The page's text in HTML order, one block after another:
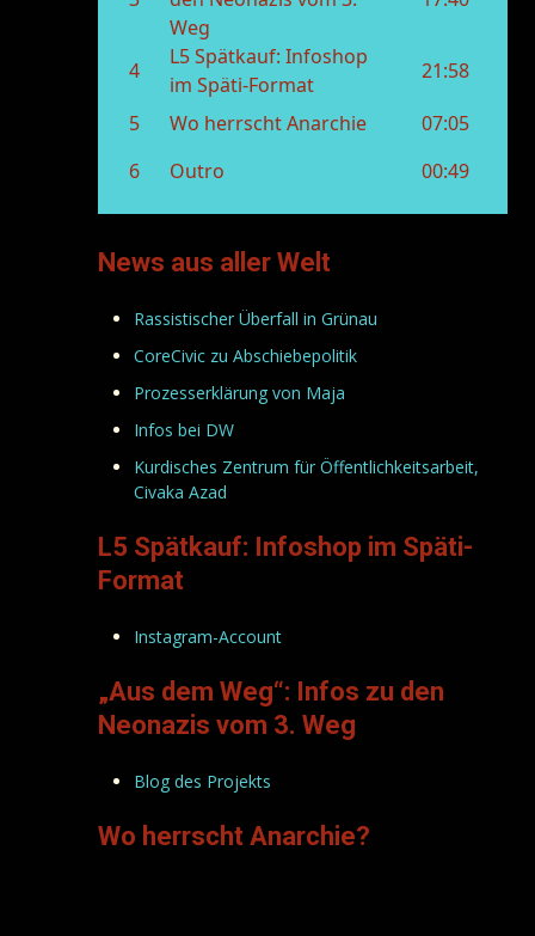
News aus aller Welt
Rassistischer Überfall in Grünau
CoreCivic zu Abschiebepolitik
Prozesserklärung von Maja
Infos bei DW
Kurdisches Zentrum für Öffentlichkeitsarbeit,
Civaka Azad
L5 Spätkauf: Infoshop im Späti-
Format
Instagram-Account
„Aus dem Weg“: Infos zu den
Neonazis vom 3. Weg
Blog des Projekts
Wo herrscht Anarchie?